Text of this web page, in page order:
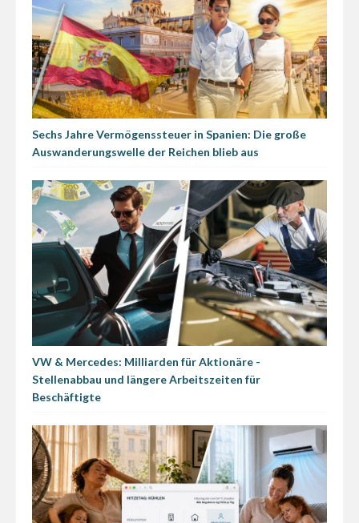
Sechs Jahre Vermögenssteuer in Spanien: Die große
Auswanderungswelle der Reichen blieb aus
VW & Mercedes: Milliarden für Aktionäre -
Stellenabbau und längere Arbeitszeiten für
Beschäftigte